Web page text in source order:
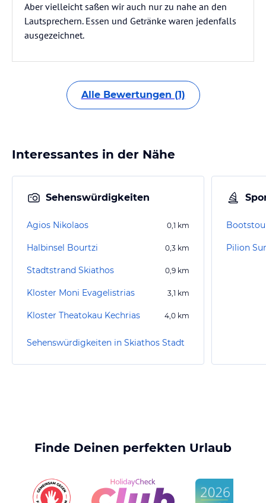
Aber vielleicht saßen wir auch nur zu nahe an den
Lautsprechern. Essen und Getränke waren jedenfalls
ausgezeichnet.
Alle Bewertungen (1)
Interessantes in der Nähe
Sehenswürdigkeiten
Agios Nikolaos 0,1 km
Halbinsel Bourtzi 0,3 km
Stadtstrand Skiathos 0,9 km
Kloster Moni Evagelistrias 3,1 km
Kloster Theatokau Kechrias 4,0 km
Sehenswürdigkeiten in Skiathos Stadt
Pilion
Finde Deinen perfekten Urlaub